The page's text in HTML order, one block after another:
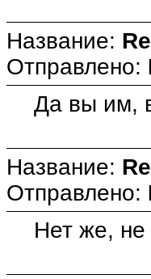
Название:
Отправлено:
Да вы им,
Название:
Отправлено:
Нет же,